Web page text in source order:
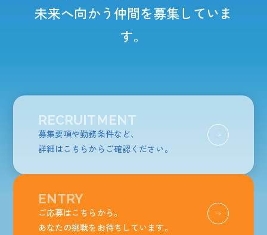
未来へ向かう仲間を募集していま
す。
RECRUITMENT
募集要項や勤務条件など、
詳細はこちらからご確認ください。
ENTRY
ご応募はこちらから。
あなたの挑戦をお待ちしています。